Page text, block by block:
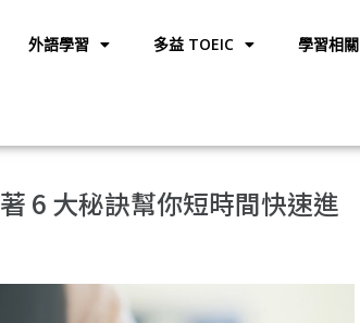
外語學習 多益 TOEIC 學習相關
6 大秘訣幫你短時間快速進